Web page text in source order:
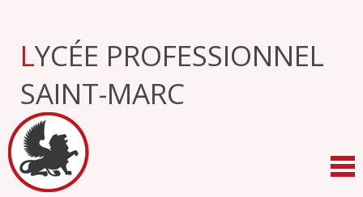
navigation
LYCÉE PROFESSIONNEL
SAINT-MARC